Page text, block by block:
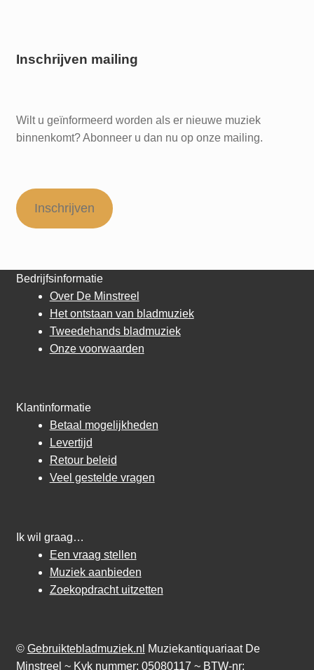
Inschrijven mailing
Wilt u geïnformeerd worden als er nieuwe muziek
binnenkomt? Abonneer u dan nu op onze mailing.
Inschrijven
Bedrijfsinformatie
Over De Minstreel
Het ontstaan van bladmuziek
Tweedehands bladmuziek
Onze voorwaarden
Klantinformatie
Betaal mogelijkheden
Levertijd
Retour beleid
Veel gestelde vragen
Ik wil graag…
Een vraag stellen
Muziek aanbieden
Zoekopdracht uitzetten
© Gebruiktebladmuziek.nl
Muziekantiquariaat De
Minstreel ~ Kvk nummer: 05080117 ~ BTW-nr: